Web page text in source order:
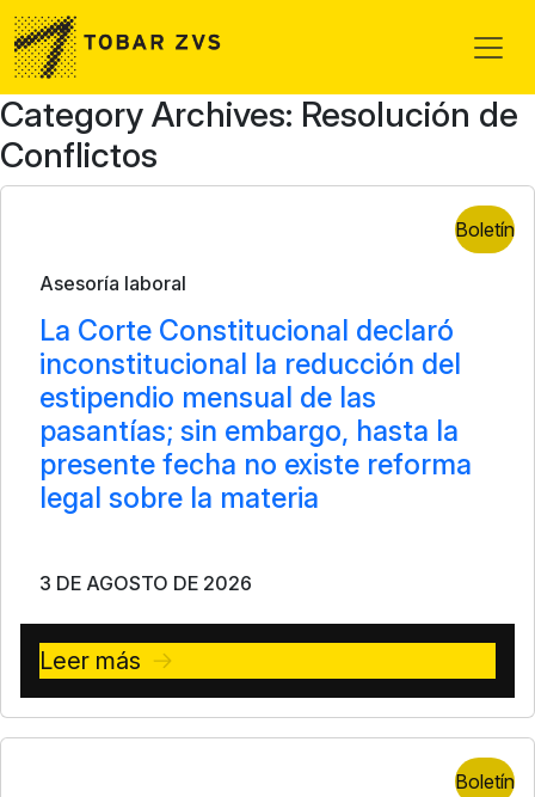
Skip to main content
Category Archives: Resolución de
Conflictos
Boletín
Asesoría laboral
La Corte Constitucional declaró
inconstitucional la reducción del
estipendio mensual de las
pasantías; sin embargo, hasta la
presente fecha no existe reforma
legal sobre la materia
3 DE AGOSTO DE 2026
Leer más
Boletín